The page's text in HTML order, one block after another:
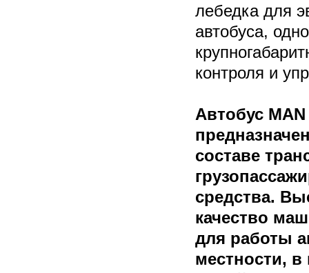
лебедка для
автобуса,
контроля и
Автобус
составе
средства.
качество
для работы
местности, в